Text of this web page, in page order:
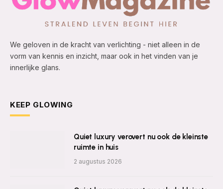
We geloven in de kracht van verlichting - niet alleen in de
vorm van kennis en inzicht, maar ook in het vinden van je
innerlijke glans.
KEEP GLOWING
Quiet luxury verovert nu ook de kleinste
ruimte in huis
2 augustus 2026